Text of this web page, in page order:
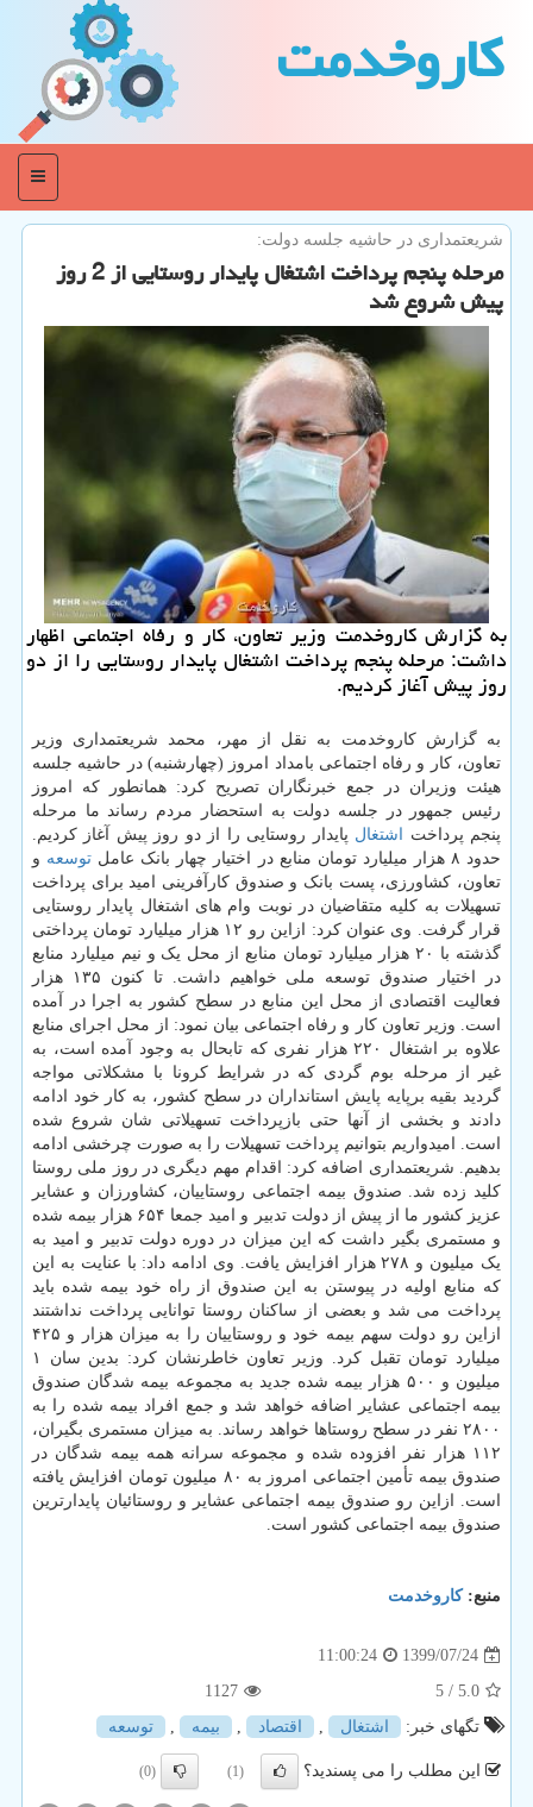
كاروخدمت
منو
شریعتمداری در حاشیه جلسه دولت:
مرحله پنجم پرداخت اشتغال پایدار روستایی از 2 روز
پیش شروع شد
به گزارش كاروخدمت وزیر تعاون، كار و رفاه اجتماعی اظهار
داشت: مرحله پنجم پرداخت اشتغال پایدار روستایی را از دو
روز پیش آغاز كردیم.
به گزارش کاروخدمت به نقل از مهر، محمد شریعتمداری وزیر
تعاون، کار و رفاه اجتماعی بامداد امروز (چهارشنبه) در حاشیه جلسه
هیئت وزیران در جمع خبرنگاران تصریح کرد: همانطور که امروز
رئیس جمهور در جلسه دولت به استحضار مردم رساند ما مرحله
پنجم پرداخت اشتغال پایدار روستایی را از دو روز پیش آغاز کردیم.
حدود ۸ هزار میلیارد تومان منابع در اختیار چهار بانک عامل
توسعه و
تعاون، کشاورزی، پست بانک و صندوق کارآفرینی امید برای پرداخت
تسهیلات به کلیه متقاضیان در نوبت وام های اشتغال پایدار روستایی
قرار گرفت. وی عنوان کرد: ازاین رو ۱۲ هزار میلیارد تومان پرداختی
گذشته با ۲۰ هزار میلیارد تومان منابع از محل یک و نیم میلیارد منابع
در اختیار صندوق توسعه ملی خواهیم داشت. تا کنون ۱۳۵ هزار
فعالیت اقتصادی از محل این منابع در سطح کشور به اجرا در آمده
است. وزیر تعاون کار و رفاه اجتماعی بیان نمود: از محل اجرای منابع
علاوه بر اشتغال ۲۲۰ هزار نفری که تابحال به وجود آمده است، به
غیر از مرحله بوم گردی که در شرایط کرونا با مشکلاتی مواجه
گردید بقیه برپایه پایش استانداران در سطح کشور، به کار خود ادامه
دادند و بخشی از آنها حتی بازپرداخت تسهیلاتی شان شروع شده
است. امیدواریم بتوانیم پرداخت تسهیلات را به صورت چرخشی ادامه
بدهیم. شریعتمداری اضافه کرد: اقدام مهم دیگری در روز ملی روستا
کلید زده شد. صندوق بیمه اجتماعی روستاییان، کشاورزان و عشایر
عزیز کشور ما از پیش از دولت تدبیر و امید جمعا ۶۵۴ هزار بیمه شده
و مستمری بگیر داشت که این میزان در دوره دولت تدبیر و امید به
یک میلیون و ۲۷۸ هزار افزایش یافت. وی ادامه داد: با عنایت به این
که منابع اولیه در پیوستن به این صندوق از راه خود بیمه شده باید
پرداخت می شد و بعضی از ساکنان روستا توانایی پرداخت نداشتند
ازاین رو دولت سهم بیمه خود و روستاییان را به میزان هزار و ۴۲۵
میلیارد تومان تقبل کرد. وزیر تعاون خاطرنشان کرد: بدین سان ۱
میلیون و ۵۰۰ هزار بیمه شده جدید به مجموعه بیمه شدگان صندوق
بیمه اجتماعی عشایر اضافه خواهد شد و جمع افراد بیمه شده را به
۲۸۰۰ نفر در سطح روستاها خواهد رساند. به میزان مستمری بگیران،
۱۱۲ هزار نفر افزوده شده و مجموعه سرانه همه بیمه شدگان در
صندوق بیمه تأمین اجتماعی امروز به ۸۰ میلیون تومان افزایش یافته
است. ازاین رو صندوق بیمه اجتماعی عشایر و روستائیان پایدارترین
صندوق بیمه اجتماعی کشور است.
منبع:كاروخدمت
1399/07/24
11:00:24
5.0
/ 5
1127
تگهای خبر:
اشتغال , اقتصاد , بیمه , توسعه
این مطلب را می پسندید؟ (1)
(0)